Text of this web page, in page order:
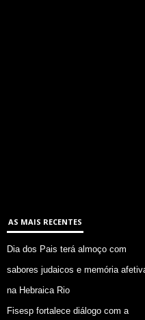
AS MAIS RECENTES
Dia dos Pais terá almoço com
sabores judaicos e memória
na Hebraica Rio
Fisesp fortalece diálogo com a